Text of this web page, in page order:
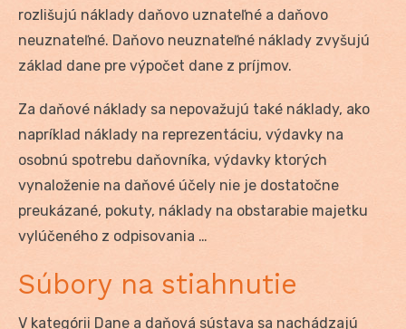
rozlišujú náklady daňovo uznateľné a daňovo
neuznateľné. Daňovo neuznateľné náklady zvyšujú
základ dane pre výpočet dane z príjmov.
Za daňové náklady sa nepovažujú také náklady, ako
napríklad náklady na reprezentáciu, výdavky na
osobnú spotrebu daňovníka, výdavky ktorých
vynaloženie na daňové účely nie je dostatočne
preukázané, pokuty, náklady na obstarabie majetku
vylúčeného z odpisovania …
Súbory na stiahnutie
V kategórii Dane a daňová sústava sa nachádzajú